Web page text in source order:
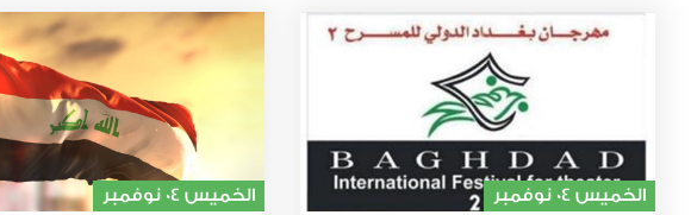
الخميس 04 نوفمبر الخميس 04 نوفمبر